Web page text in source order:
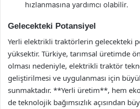
hızlanmasına yardımcı olabilir.
Gelecekteki Potansiyel
Yerli elektrikli traktörlerin gelecekteki
yüksektir. Türkiye, tarımsal üretimde
olması nedeniyle, elektrikli traktör
geliştirilmesi ve uygulanması için
sunmaktadır. **Yerli üretim**, hem
de teknolojik bağımsızlık açısından